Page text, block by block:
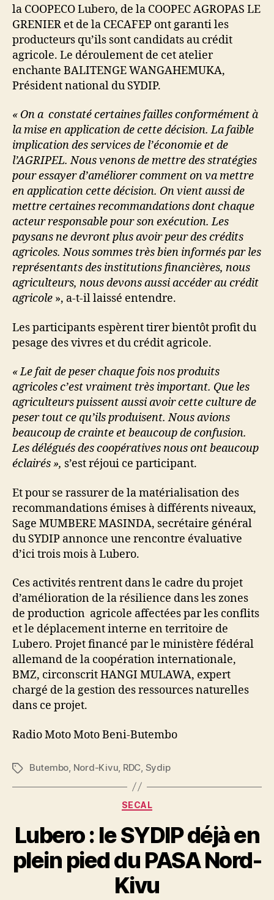
la COOPECO Lubero, de la COOPEC AGROPAS LE
GRENIER et de la CECAFEP ont garanti les
producteurs qu’ils sont candidats au crédit
agricole. Le déroulement de cet atelier
enchante BALITENGE WANGAHEMUKA,
Président national du SYDIP.
« On a constaté certaines failles conformément à
la mise en application de cette décision. La faible
implication des services de l’économie et de
l’AGRIPEL. Nous venons de mettre des stratégies
pour essayer d’améliorer comment on va mettre
en application cette décision. On vient aussi de
mettre certaines recommandations dont chaque
acteur responsable pour son exécution. Les
paysans ne devront plus avoir peur des crédits
agricoles. Nous sommes très bien informés par les
représentants des institutions financières, nous
agriculteurs, nous devons aussi accéder au crédit
agricole », a-t-il laissé entendre.
Les participants espèrent tirer bientôt profit du
pesage des vivres et du crédit agricole.
« Le fait de peser chaque fois nos produits
agricoles c’est vraiment très important. Que les
agriculteurs puissent aussi avoir cette culture de
peser tout ce qu’ils produisent. Nous avions
beaucoup de crainte et beaucoup de confusion.
Les délégués des coopératives nous ont beaucoup
éclairés », s’est réjoui ce participant.
Et pour se rassurer de la matérialisation des
recommandations émises à différents niveaux,
Sage MUMBERE MASINDA, secrétaire général
du SYDIP annonce une rencontre évaluative
d’ici trois mois à Lubero.
Ces activités rentrent dans le cadre du projet
d’amélioration de la résilience dans les zones
de production agricole affectées par les conflits
et le déplacement interne en territoire de
Lubero. Projet financé par le ministère fédéral
allemand de la coopération internationale,
BMZ, circonscrit HANGI MULAWA, expert
chargé de la gestion des ressources naturelles
dans ce projet.
Radio Moto Moto Beni-Butembo
Butembo, Nord-Kivu, RDC, Sydip
SECAL
Lubero : le SYDIP déjà en
plein pied du PASA Nord-
Kivu